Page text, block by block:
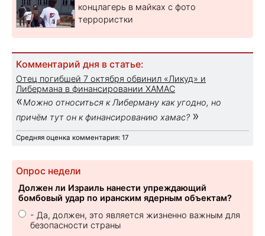
концлагерь в майках с фото
террористки
Комментарий дня в статье:
Отец погибшей 7 октября обвинил «Ликуд» и
Либермана в финансировании ХАМАС
«Можно относиться к Либерману как угодно, но
причём тут он к финансированию хамас? »
Средняя оценка комментария: 17
Опрос недели
Должен ли Израиль нанести упреждающий
бомбовый удар по иранским ядерным объектам?
- Да, должен, это является жизненно важным для
безопасности страны